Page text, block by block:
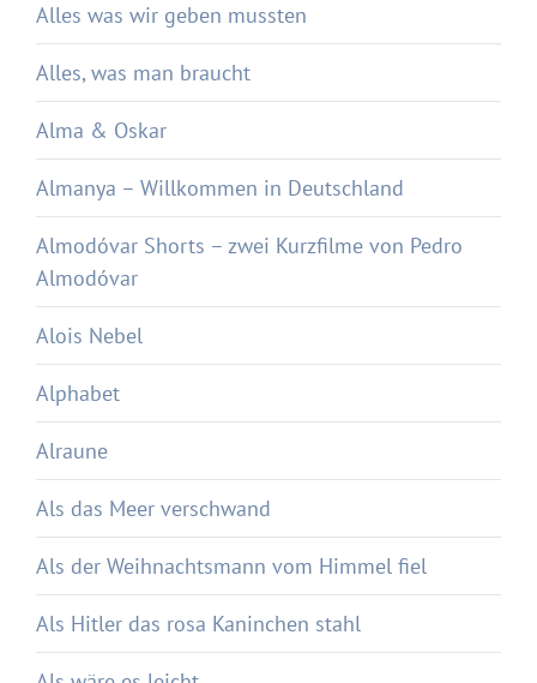
Alles was wir geben mussten
Alles, was man braucht
Alma & Oskar
Almanya – Willkommen in Deutschland
Almodóvar Shorts – zwei Kurzfilme von Pedro
Almodóvar
Alois Nebel
Alphabet
Alraune
Als das Meer verschwand
Als der Weihnachtsmann vom Himmel fiel
Als Hitler das rosa Kaninchen stahl